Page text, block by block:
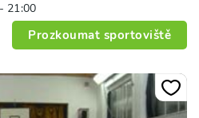
21:00
Prozkoumat sportoviště